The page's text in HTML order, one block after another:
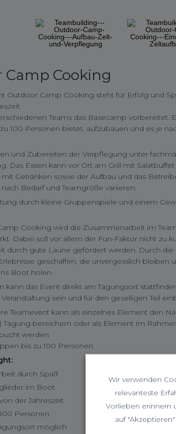
Camp Cooking
Outdoor Camp Cooking steht für Erfolg und
Teams das Basecamp vorbereitet.
100 Personen bietet, aufzubauen und es je
und Zubereiten der Verpflegung unter
Das Essen kann vor Ort am Grill mit
Getränken sowie der Aufbau und das
Bedarf und Teamgröße variieren.
durch kleine Gruppenspiele und einem
Cooking wird die Zusammenarbeit im
Dabei soll vor allem der Fun-Faktor nicht zu
durch gute Laune gefördert werden. Durch
geschaffen, die unvergesslich bleiben
Boot holen.
kann das Event direkt am Tagungsort
Veranstaltung sein und für den geselligen Teil
Teamevent kann als einzelnes Element den
Tagung bereichern oder als Element im
werden.
bis zu 100 Personen.
durch Spaß
im Boot
der Jahreszeit
Personen
möglich
Wir verwenden
relevanteste
Vorlieben erinnern
auf